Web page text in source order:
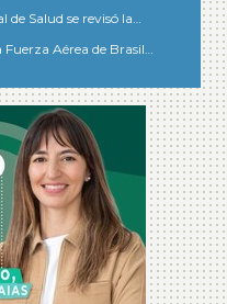
de Salud se revisó la…
Fuerza Aérea de Brasil…